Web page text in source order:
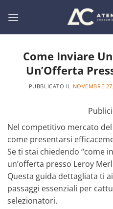
Come Inviare
Un’Offerta
PUBBLICATO IL NOVEMBRE
Nel competitivo mercato
come presentarsi
Se ti stai chiedendo “come
un’offerta presso Leroy
Questa guida dettagliata ti
passaggi essenziali per
selezionatori.